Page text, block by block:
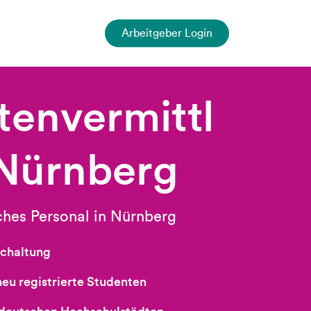
Arbeitgeber Login
Personal in Nürnberg
registrierte Studenten